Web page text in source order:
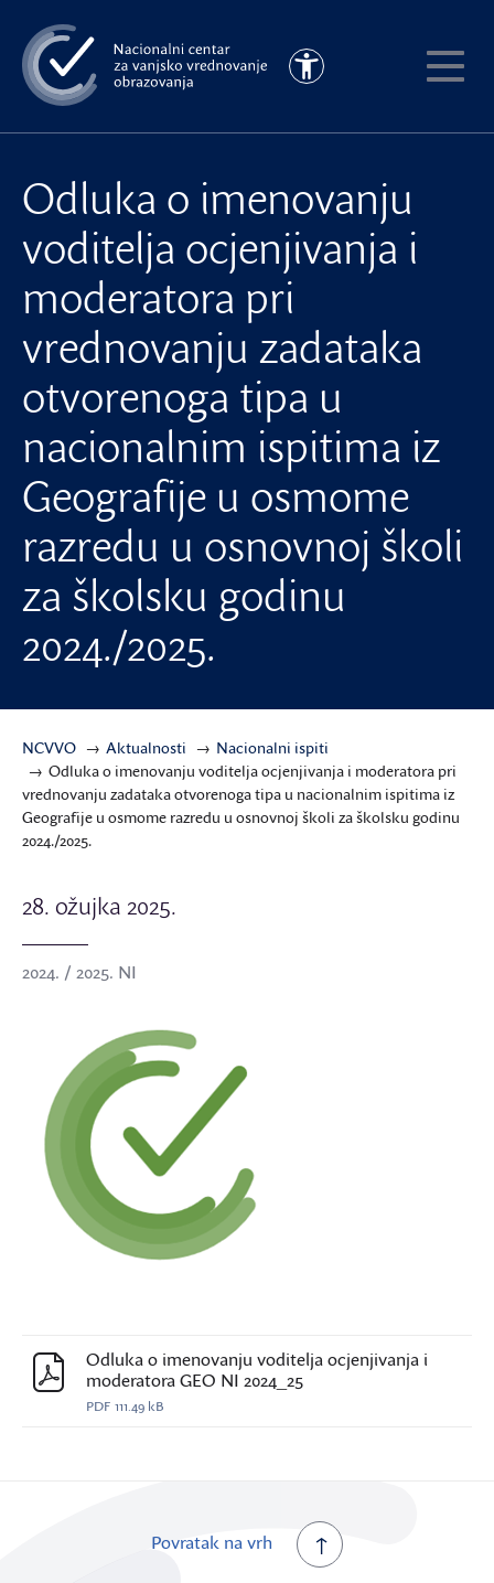
na
glavni
sadržaj
Pristupačnost
Odluka o imenovanju
voditelja ocjenjivanja i
moderatora pri
vrednovanju zadataka
otvorenoga tipa u
nacionalnim ispitima iz
Geografije u osmome
razredu u osnovnoj školi
za školsku godinu
2024./2025.
NCVVO Aktualnosti
Nacionalni ispiti
Odluka o imenovanju voditelja ocjenjivanja i moderatora pri
vrednovanju zadataka otvorenoga tipa u nacionalnim ispitima iz
Geografije u osmome razredu u osnovnoj školi za školsku godinu
2024./2025.
28. ožujka 2025.
2024. / 2025. NI
Odluka o imenovanju voditelja ocjenjivanja i
moderatora GEO NI 2024_25
PDF 111.49 kB
Povratak na vrh